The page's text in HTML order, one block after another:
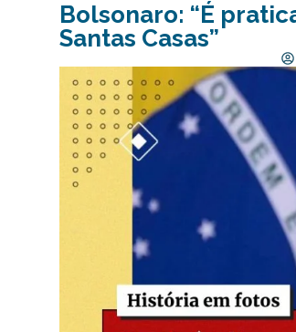
Bolsonaro: “É
Santas Casas”